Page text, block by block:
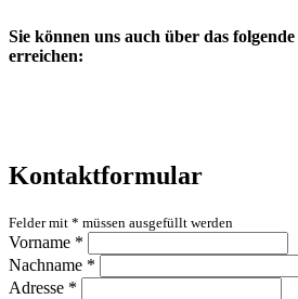
Sie können uns auch über das
erreichen:
Kontaktformular
Felder mit * müssen ausgefüllt werden
Vorname *
Nachname *
Adresse *